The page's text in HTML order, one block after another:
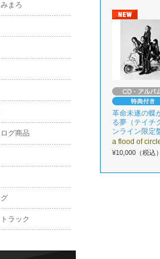
革命未遂の蝶
る夢（テイチ
ンライン限定
a flood of
¥10,000（税込）
まろ
グ商品
ラック